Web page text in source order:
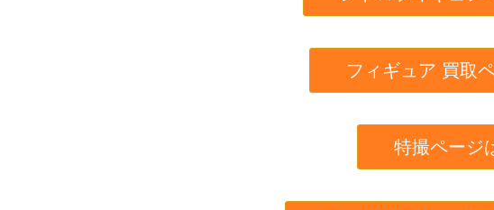
フィギュア 買取
特撮ページ